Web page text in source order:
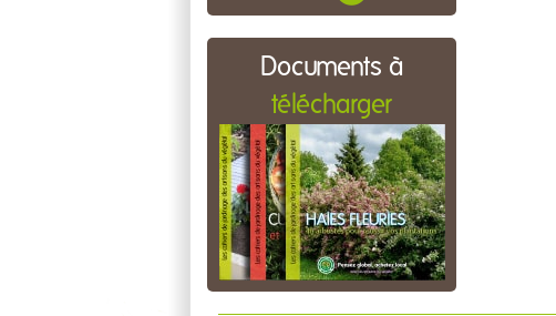
Documents à
télécharger